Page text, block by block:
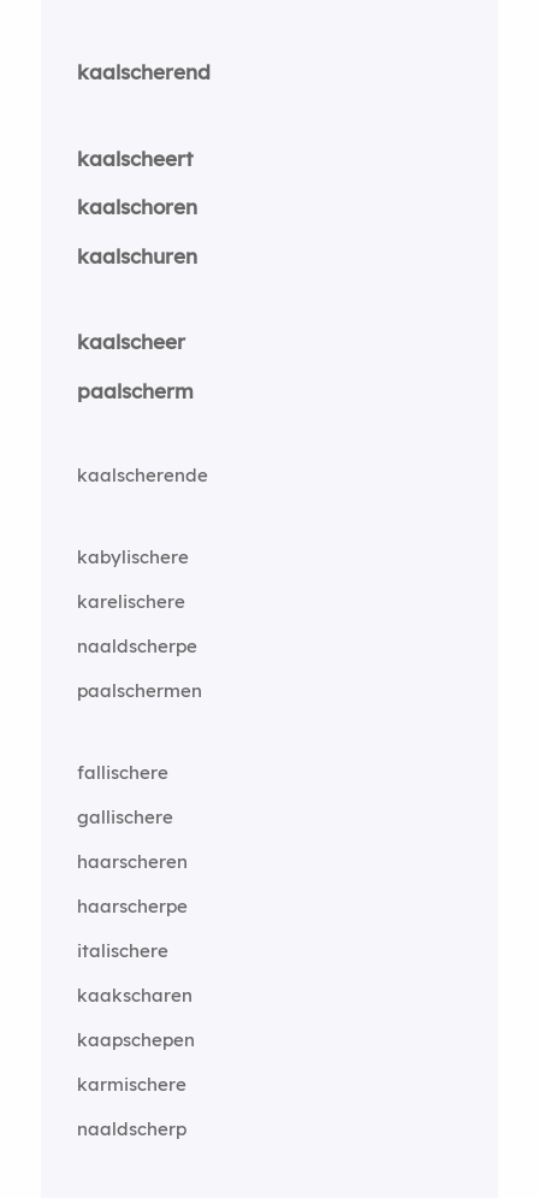
kaalscherend
kaalscheert
kaalschoren
kaalschuren
kaalscheer
paalscherm
kaalscherende
kabylischere
karelischere
naaldscherpe
paalschermen
fallischere
gallischere
haarscheren
haarscherpe
italischere
kaakscharen
kaapschepen
karmischere
naaldscherp